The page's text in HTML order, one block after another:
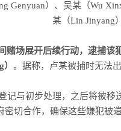
Genyuan）、吴某（Wu
某（Lin Jinyang
赌场展开后续行动，逮捕
。据称，卢某被捕时无法
记与初步处理，之后将被
密切合作，确保这些嫌犯被